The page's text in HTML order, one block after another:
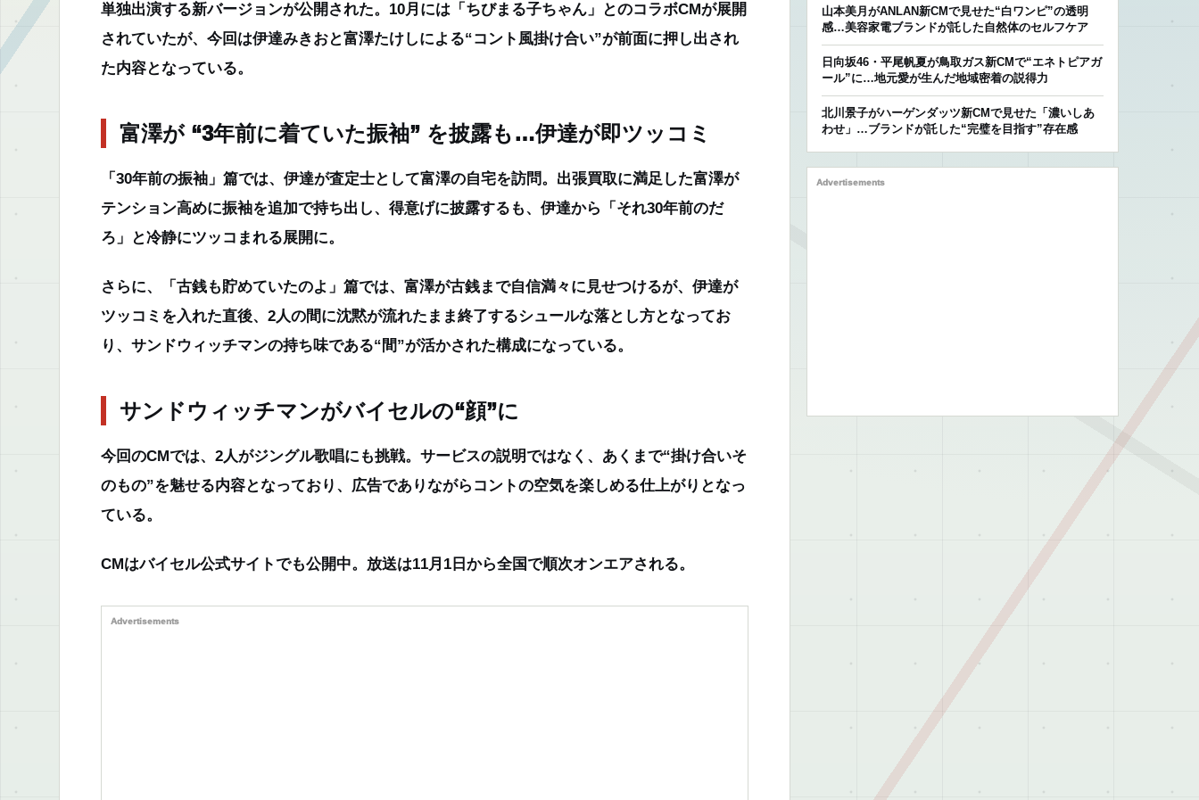
単独出演する新バージョンが公開された。10月には「ちびまる子ちゃん」とのコラボCMが展開
されていたが、今回は伊達みきおと富澤たけしによる“コント風掛け合い”が前面に押し出され
た内容となっている。
富澤が “3年前に着ていた振袖” を披露も…伊達が即ツッコミ
「30年前の振袖」篇では、伊達が査定士として富澤の自宅を訪問。出張買取に満足した富澤が
テンション高めに振袖を追加で持ち出し、得意げに披露するも、伊達から
「それ30年前のだ
ろ」
と冷静にツッコまれる展開に。
さらに、「古銭も貯めていたのよ」篇では、富澤が古銭まで自信満々に見せつけるが、伊達が
ツッコミを入れた直後、2人の間に沈黙が流れたまま終了するシュールな落とし方となってお
り、サンドウィッチマンの持ち味である“間”が活かされた構成になっている。
サンドウィッチマンがバイセルの“顔”に
今回のCMでは、2人がジングル歌唱にも挑戦。サービスの説明ではなく、あくまで“掛け合いそ
のもの”を魅せる内容となっており、広告でありながらコントの空気を楽しめる仕上がりとなっ
ている。
CMはバイセル公式サイトでも公開中。放送は11月1日から全国で順次オンエアされる。
Advertisements
山本美月がANLAN新CMで見せた“白ワンピ”の透明
感…美容家電ブランドが託した自然体のセルフケア
日向坂46・平尾帆夏が鳥取ガス新CMで“エネトピアガ
ール”に…地元愛が生んだ地域密着の説得力
北川景子がハーゲンダッツ新CMで見せた「濃いしあ
わせ」…ブランドが託した“完璧を目指す”存在感
Advertisements